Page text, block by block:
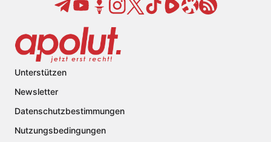
Unterstützen
Newsletter
Datenschutzbestimmungen
Nutzungsbedingungen